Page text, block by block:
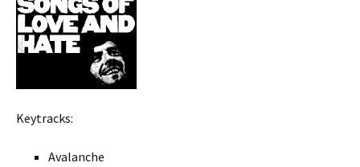
Keytracks:
Avalanche